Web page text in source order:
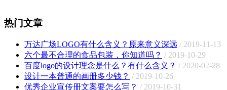
热门文章
万达广场LOGO有什么含义？原来意义深远 / 2019-11-13
六个最不合理的食品包装，你知道吗？ / 2019-10-29
百度logo的设计理念是什么？有什么含义？ / 2020-02-28
设计一本普通的画册多少钱？ / 2019-10-26
优秀企业宣传册文案要怎么写？ / 2019-10-31